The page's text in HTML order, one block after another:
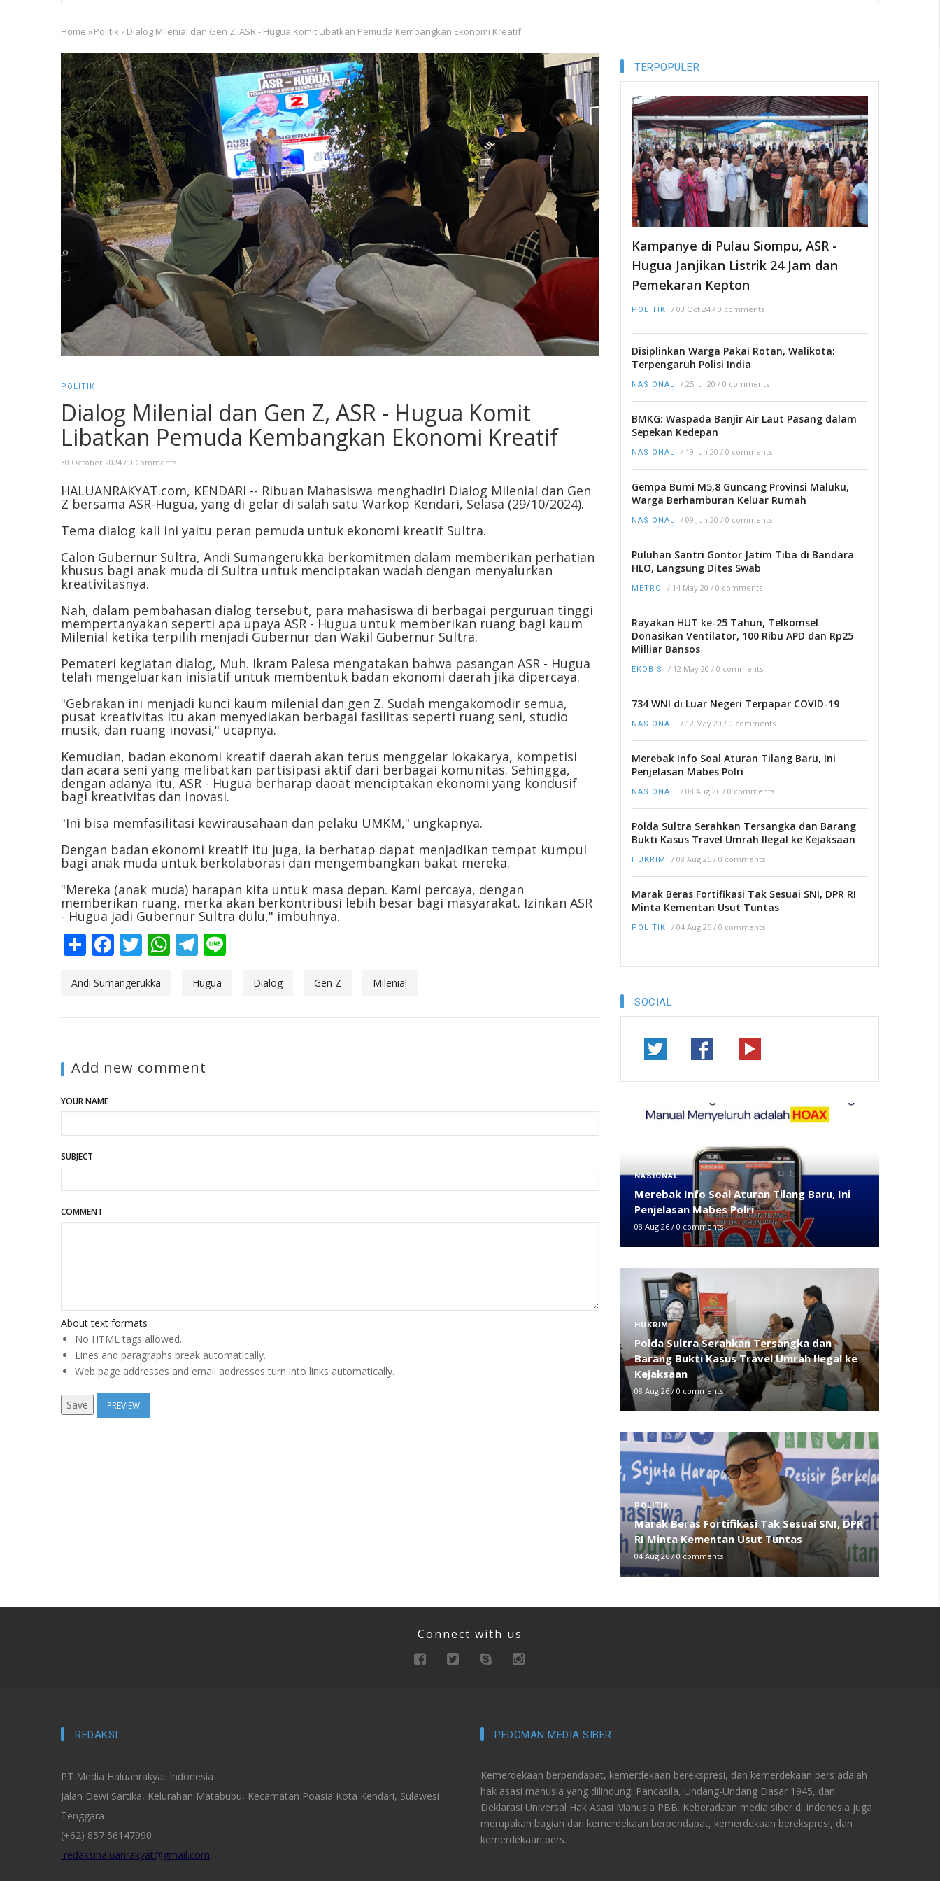
Breadcrumb
Home »Politik »Dialog Milenial dan Gen Z, ASR - Hugua Komit Libatkan Pemuda Kembangkan Ekonomi Kreatif
POLITIK
Dialog Milenial dan Gen Z, ASR - Hugua Komit
Libatkan Pemuda Kembangkan Ekonomi Kreatif
30 October 2024 / 0 Comments
HALUANRAKYAT.com, KENDARI -- Ribuan Mahasiswa menghadiri Dialog Milenial dan Gen
Z bersama ASR-Hugua, yang di gelar di salah satu Warkop Kendari, Selasa (29/10/2024).
Tema dialog kali ini yaitu peran pemuda untuk ekonomi kreatif Sultra.
Calon Gubernur Sultra, Andi Sumangerukka berkomitmen dalam memberikan perhatian
khusus bagi anak muda di Sultra untuk menciptakan wadah dengan menyalurkan
kreativitasnya.
Nah, dalam pembahasan dialog tersebut, para mahasiswa di berbagai perguruan tinggi
mempertanyakan seperti apa upaya ASR - Hugua untuk memberikan ruang bagi kaum
Milenial ketika terpilih menjadi Gubernur dan Wakil Gubernur Sultra.
Pemateri kegiatan dialog, Muh. Ikram Palesa mengatakan bahwa pasangan ASR - Hugua
telah mengeluarkan inisiatif untuk membentuk badan ekonomi daerah jika dipercaya.
"Gebrakan ini menjadi kunci kaum milenial dan gen Z. Sudah mengakomodir semua,
pusat kreativitas itu akan menyediakan berbagai fasilitas seperti ruang seni, studio
musik, dan ruang inovasi," ucapnya.
Kemudian, badan ekonomi kreatif daerah akan terus menggelar lokakarya, kompetisi
dan acara seni yang melibatkan partisipasi aktif dari berbagai komunitas. Sehingga,
dengan adanya itu, ASR - Hugua berharap daoat menciptakan ekonomi yang kondusif
bagi kreativitas dan inovasi.
"Ini bisa memfasilitasi kewirausahaan dan pelaku UMKM," ungkapnya.
Dengan badan ekonomi kreatif itu juga, ia berhatap dapat menjadikan tempat kumpul
bagi anak muda untuk berkolaborasi dan mengembangkan bakat mereka.
"Mereka (anak muda) harapan kita untuk masa depan. Kami percaya, dengan
memberikan ruang, merka akan berkontribusi lebih besar bagi masyarakat. Izinkan ASR
- Hugua jadi Gubernur Sultra dulu," imbuhnya.
ShareFacebook
Twitter
WhatsApp
Telegram
Andi Sumangerukka Hugua Dialog Gen Z Milenial
Add new comment
YOUR NAME
SUBJECT
COMMENT
About text formats
No HTML tags allowed.
Lines and paragraphs break automatically.
Web page addresses and email addresses turn into links automatically.
TERPOPULER
Kampanye di Pulau Siompu, ASR -
Hugua Janjikan Listrik 24 Jam dan
Pemekaran Kepton
POLITIK / 03 Oct 24 / 0 comments
Disiplinkan Warga Pakai Rotan, Walikota:
Terpengaruh Polisi India
NASIONAL / 25 Jul 20 / 0 comments
BMKG: Waspada Banjir Air Laut Pasang dalam
Sepekan Kedepan
NASIONAL / 19 Jun 20 / 0 comments
Gempa Bumi M5,8 Guncang Provinsi Maluku,
Warga Berhamburan Keluar Rumah
NASIONAL / 09 Jun 20 / 0 comments
Puluhan Santri Gontor Jatim Tiba di Bandara
HLO, Langsung Dites Swab
METRO / 14 May 20 / 0 comments
Rayakan HUT ke-25 Tahun, Telkomsel
Donasikan Ventilator, 100 Ribu APD dan Rp25
Milliar Bansos
EKOBIS / 12 May 20 / 0 comments
734 WNI di Luar Negeri Terpapar COVID-19
NASIONAL / 12 May 20 / 0 comments
Merebak Info Soal Aturan Tilang Baru, Ini
Penjelasan Mabes Polri
NASIONAL / 08 Aug 26 / 0 comments
Polda Sultra Serahkan Tersangka dan Barang
Bukti Kasus Travel Umrah Ilegal ke Kejaksaan
HUKRIM / 08 Aug 26 / 0 comments
Marak Beras Fortifikasi Tak Sesuai SNI, DPR RI
Minta Kementan Usut Tuntas
POLITIK / 04 Aug 26 / 0 comments
SOCIAL
NASIONAL
Merebak Info Soal Aturan Tilang Baru, Ini
Penjelasan Mabes Polri
08 Aug 26 / 0 comments
HUKRIM
Polda Sultra Serahkan Tersangka dan
Barang Bukti Kasus Travel Umrah Ilegal ke
Kejaksaan
08 Aug 26/ 0 comments
POLITIK
Marak Beras Fortifikasi Tak Sesuai SNI, DPR
RI Minta Kementan Usut Tuntas
04 Aug 26/0 comments
Connect with us
REDAKSI
PT Media Haluanrakyat Indonesia
Jalan Dewi Sartika, Kelurahan Matabubu, Kecamatan Poasia Kota Kendari, Sulawesi
Tenggara
(+62) 857 56147990
redaksihaluanrakyat@gmail.com
PEDOMAN MEDIA SIBER
Kemerdekaan berpendapat, kemerdekaan berekspresi, dan kemerdekaan pers adalah
hak asasi manusia yang dilindungi Pancasila, Undang-Undang Dasar 1945, dan
Deklarasi Universal Hak Asasi Manusia PBB. Keberadaan media siber di Indonesia juga
merupakan bagian dari kemerdekaan berpendapat, kemerdekaan berekspresi, dan
kemerdekaan pers.